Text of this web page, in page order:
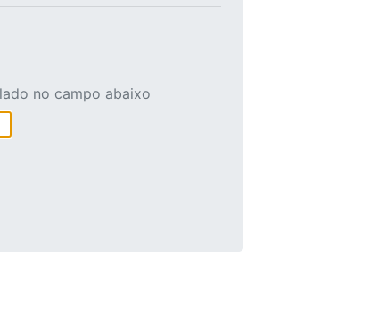
no campo abaixo